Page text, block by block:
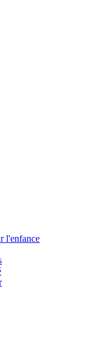
l'enfance